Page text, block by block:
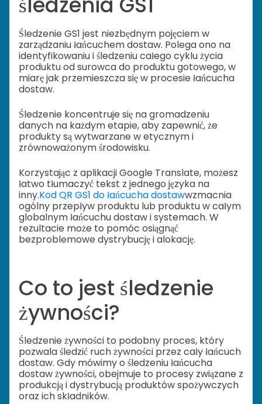
Śledzenie GS1 jest niezbędnym pojęciem w
zarządzaniu łańcuchem dostaw. Polega ono na
identyfikowaniu i śledzeniu całego cyklu życia
produktu od surowca do produktu gotowego, w
miarę jak przemieszcza się w procesie łańcucha
dostaw.
Śledzenie koncentruje się na gromadzeniu
danych na każdym etapie, aby zapewnić, że
produkty są wytwarzane w etycznym i
zrównoważonym środowisku.
Korzystając z aplikacji Google Translate, możesz
łatwo tłumaczyć tekst z jednego języka na
inny.Kod QR GS1 do łańcucha dostawwzmacnia
ogólny przepływ produktu lub produktu w całym
globalnym łańcuchu dostaw i systemach. W
rezultacie może to pomóc osiągnąć
bezproblemowe dystrybucję i alokację.
Co to jest śledzenie
żywności?
Śledzenie żywności to podobny proces, który
pozwala śledzić ruch żywności przez cały łańcuch
dostaw. Gdy mówimy o śledzeniu łańcucha
dostaw żywności, obejmuje to procesy związane z
produkcją i dystrybucją produktów spożywczych
oraz ich składników.